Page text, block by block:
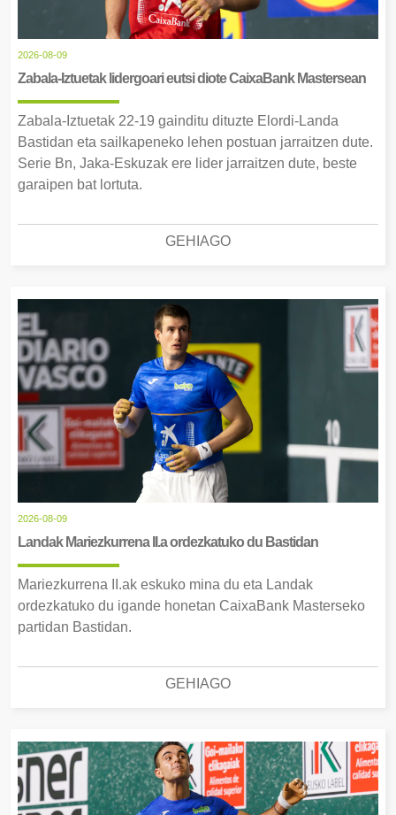
2026-08-09
Zabala-Iztuetak lidergoari eutsi diote CaixaBank Mastersean
Zabala-Iztuetak 22-19 gainditu dituzte Elordi-Landa
Bastidan eta sailkapeneko lehen postuan jarraitzen dute.
Serie Bn, Jaka-Eskuzak ere lider jarraitzen dute, beste
garaipen bat lortuta.
GEHIAGO
2026-08-09
Landak Mariezkurrena II.a ordezkatuko du Bastidan
Mariezkurrena II.ak eskuko mina du eta Landak
ordezkatuko du igande honetan CaixaBank Masterseko
partidan Bastidan.
GEHIAGO